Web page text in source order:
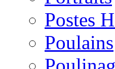
Postes
Poulains